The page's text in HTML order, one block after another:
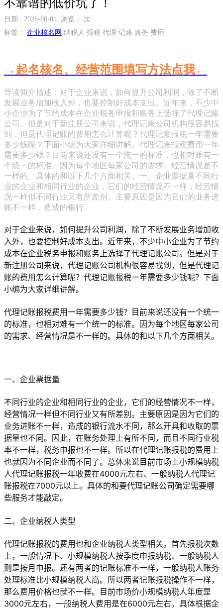
不靠谱的低价坑了！
日期 : 2026-08-01 浏览：
次
标签： 企业核名网 纳税人 报税 代理 记账 账务 费用
→起名核名、经营范围填写方法点我←
导读简介描述：对于企业来说，如何提升公司利润，除了不断
发展业务增加收入外，也要控制好成本支出。近年来，不少中
小企业为了节约成本在企业税务申报和账务上选择了代理记账
公司。但是对于新注册公司来说，代理记账公司机构很容易找
到，但是代理记账的费用怎么计算呢？代理记账报税一年需要
多少钱呢？下面小编为大家详细讲解。代理记账报税费用一年
需要多少钱？目前来说还没有一个统一的标准，也相对难有一
个统一的标准。因为每个地区每家公司的需求、经营情况是不
一样的。具体的和以下几个方面相关。一、企业票据量不同行
业的企业和相同行业的企业，它们的经营情况不一样，经营情
况一样但不同行业又有所差别。主要原因是因为它们的业务进
账不一样，造成的银行
对于企业来说，如何提升公司利润，除了不断发展业务增加收
入外，也要控制好成本支出。近年来，不少中小企业为了节约
成本在企业税务申报和账务上选择了代理记账公司。但是对于
新注册公司来说，代理记账公司机构很容易找到，但是代理记
账的费用怎么计算呢？代理记账报税一年需要多少钱呢？下面
小编为大家详细讲解。
代理记账报税费用一年需要多少钱？目前来说还没有一个统一
的标准，也相对难有一个统一的标准。因为每个地区每家公司
的需求、经营情况是不一样的。具体的和以下几个方面相关。
一、企业票据量
不同行业的企业和相同行业的企业，它们的经营情况不一样，
经营情况一样但不同行业又有所差别。主要原因是因为它们的
业务进账不一样，造成的银行流水不同，那么开具和收取的票
据量也不同。因此，在账务处理上有所不同，而且不同行业税
率不一样，税务申报也不一样。所以在代理记账报税的费用上
也就因为不同企业而不同了。总体来说目前市场上小规模纳税
人代理记账报税一年收费在4000元左右、一般纳税人代理记
账报税在7000元以上。具体的和要代理记账公司确定需要哪
些服务才能敲定。
二、企业纳税人类型
代理记账报税的费用也和企业纳税人类型相关。首先报税次数
上，一般情况下、小规模纳税人按季度申报纳税、一般纳税人
则是按月申报。还有两者的记账标准不一样，一般纳税人账务
处理标准比小规模纳税人高。所以两者记账报税操作不一样，
那么费用价格也就不一样。目前市场价小规模纳税人年度是
3000元左右，一般纳税人费用是在6000元左右。具体根据企